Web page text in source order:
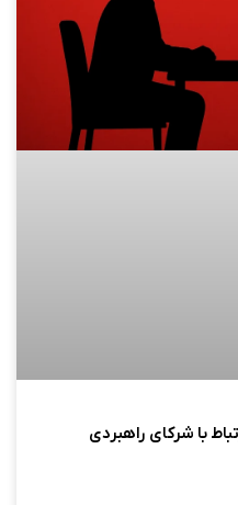
با شرکای راهبردی